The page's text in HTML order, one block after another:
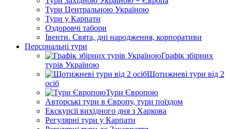
Тури Центральною Україною
Тури у Карпати
Оздоровчі табори
Івенти. Свята, дні народження, корпоративи
Персональні тури
Графік збірних
турів Україною
Щотижневі тури від 2
осіб
Тури Європою
Авторські тури в Європу, тури поїздом
Екскурсії вихідного дня з Харкова
Регулярні тури у Карпати